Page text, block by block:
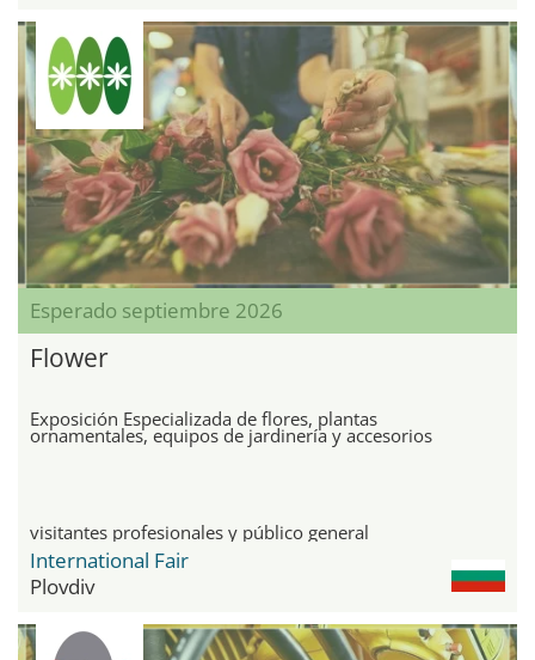
Esperado septiembre 2026
Flower
Exposición Especializada de flores, plantas
ornamentales, equipos de jardinería y accesorios
visitantes profesionales y público general
International Fair
Plovdiv